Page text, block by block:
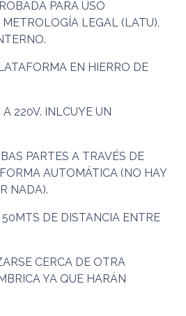
PARA USO
LEGAL (LATU),
EN HIERRO DE
220V. INLCUYE UN
PARTES A TRAVÉS DE
AUTOMÁTICA (NO HAY
NADA).
DE DISTANCIA ENTRE
CERCA DE OTRA
YA QUE HARÁN